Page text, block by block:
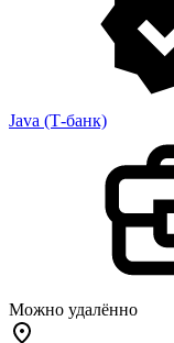
Java (Т-банк)
Можно удалённо